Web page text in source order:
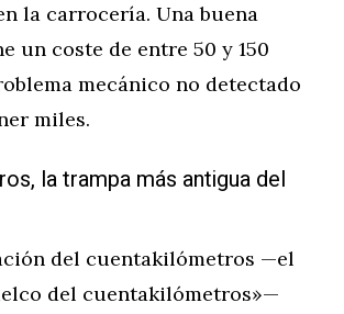
la carrocería. Una buena
un coste de entre 50 y 150
mecánico no detectado
miles.
la trampa más antigua del
del cuentakilómetros —el
del cuentakilómetros»—